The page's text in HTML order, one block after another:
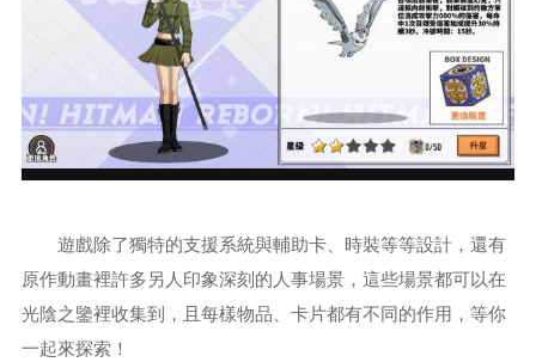
遊戲除了獨特的支援系統與輔助卡、時裝等等設計，還有
原作動畫裡許多另人印象深刻的人事場景，這些場景都可以在
光陰之鑒裡收集到，且每樣物品、卡片都有不同的作用，等你
一起來探索！